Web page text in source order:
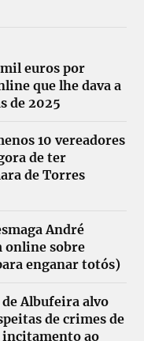
euros por
que lhe dava a
de 2025
10 vereadores
de ter
de Torres
André
online sobre
enganar totós)
Albufeira alvo
de crimes de
ao